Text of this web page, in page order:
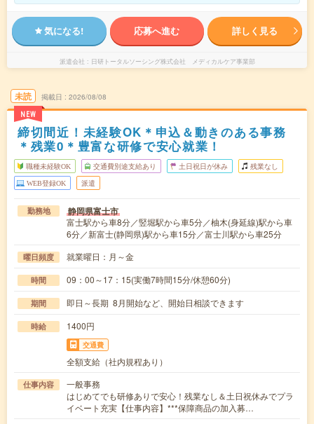
気になる! 応募へ進む 詳しく見る
派遣会社 日研トータルソーシング株式会社 メディカルケア事業部
未読
NEW
掲載日 2026/08/08
締切間近！未経験OK＊申込＆動きのある事務
＊残業0＊豊富な研修で安心就業！
職種未経験OK 交通費別途支給あり 土日祝日が休み 残業なし
WEB登録OK 派遣
勤務地 静岡県富士市
富士駅から車8分／竪堀駅から車5分／柚木(身延線)駅から車
6分／新富士(静岡県)駅から車15分／富士川駅から車25分
曜日頻度 就業曜日：月～金
時間 09：00～17：15(実働7時間15分/休憩60分)
期間 即日～長期 8月開始など、開始日相談できます
時給 1400円
交通費
全額支給（社内規程あり）
仕事内容
一般事務
はじめてでも研修ありで安心！残業なし＆土日祝休みでプラ
イベート充実【仕事内容】***保障商品の加入募…